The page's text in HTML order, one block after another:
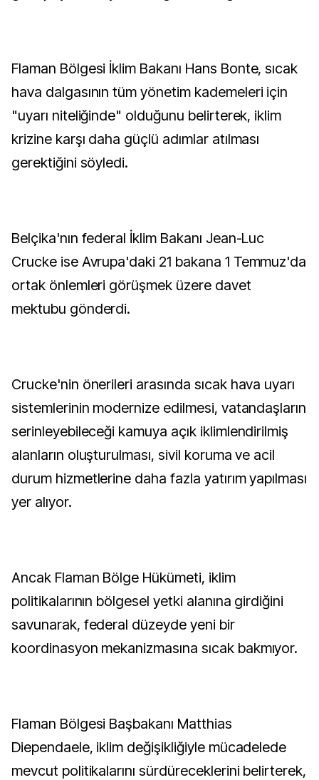
Flaman Bölgesi İklim Bakanı Hans Bonte, sıcak
hava dalgasının tüm yönetim kademeleri için
"uyarı niteliğinde" olduğunu belirterek, iklim
krizine karşı daha güçlü adımlar atılması
gerektiğini söyledi.
Belçika'nın federal İklim Bakanı Jean-Luc
Crucke ise Avrupa'daki 21 bakana 1 Temmuz'da
ortak önlemleri görüşmek üzere davet
mektubu gönderdi.
Crucke'nin önerileri arasında sıcak hava uyarı
sistemlerinin modernize edilmesi, vatandaşların
serinleyebileceği kamuya açık iklimlendirilmiş
alanların oluşturulması, sivil koruma ve acil
durum hizmetlerine daha fazla yatırım yapılması
yer alıyor.
Ancak Flaman Bölge Hükümeti, iklim
politikalarının bölgesel yetki alanına girdiğini
savunarak, federal düzeyde yeni bir
koordinasyon mekanizmasına sıcak bakmıyor.
Flaman Bölgesi Başbakanı Matthias
Diependaele, iklim değişikliğiyle mücadelede
mevcut politikalarını sürdüreceklerini belirterek,